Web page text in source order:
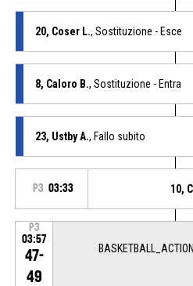
20, Coser L., Sostituzione - Esce
8, Caloro B., Sostituzione - Entra
23, Ustby A., Fallo subito
P3 03:33 10,
P3
03:57
47-
49